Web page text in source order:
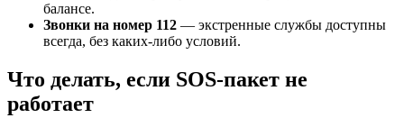
балансе.
Звонки на номер 112 — экстренные службы доступны
всегда, без каких-либо условий.
Что делать, если SOS-пакет не
работает